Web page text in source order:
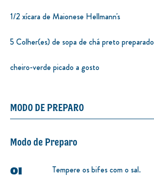
1/2 xícara de Maionese Hellmann's
5 Colher(es) de sopa de chá preto preparado
cheiro-verde picado a gosto
MODO DE PREPARO
Modo de Preparo
Tempere os bifes com o sal.